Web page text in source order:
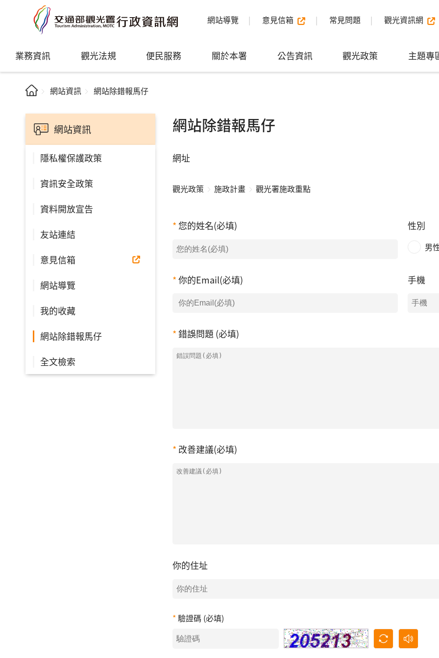
網站導覽 意見信箱 常見問題 觀光資訊網
業務資訊 觀光法規 便民服務 關於本署 公告資訊 觀光政策 主題專
網站資訊 網站除錯報馬仔
網站資訊
隱私權保護政策
資訊安全政策
資料開放宣告
友站連結
意見信箱
網站導覽
我的收藏
網站除錯報馬仔
全文檢索
網站除錯報馬仔
網址
觀光政策 施政計畫 觀光署施政重點
您的姓名(必填) 性別
男
你的Email(必填) 手機
錯誤問題 (必填)
改善建議(必填)
你的住址
驗證碼 (必填)